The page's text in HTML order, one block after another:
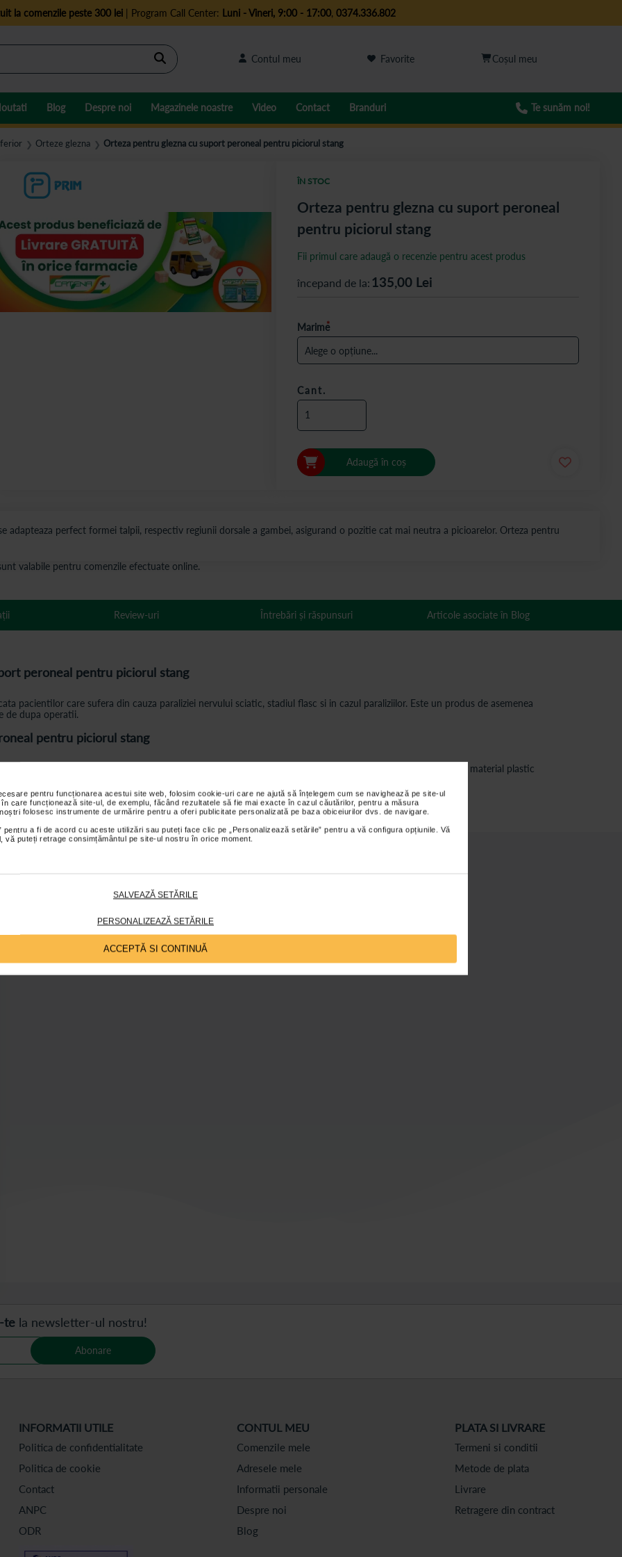
pentru funcționarea acestui site web, folosim cookie-uri care ne ajută să înțelegem cum se navighează pe site-ul
care funcționează site-ul, de exemplu, făcând rezultatele să fie mai exacte în cazul căutărilor, pentru a măsura
folosesc instrumente de urmărire pentru a oferi publicitate personalizată pe baza obiceiurilor dvs. de navigare.
pentru a fi de acord cu aceste utilizări sau puteți face clic pe „Personalizează setările” pentru a vă configura opțiunile. Vă
vă puteți retrage consimțământul pe site-ul nostru în orice moment.
SALVEAZĂ SETĂRILE
PERSONALIZEAZĂ SETĂRILE
ACCEPTĂ SI CONTINUĂ
la comenzile peste 300 lei| Program Call Center: Luni - Vineri, 9:00 - 17:00, 0374.336.802
Cautare Contul meu Favorite
Blog Despre noi Magazinele noastre Video Contact Branduri Te sunăm noi!
❯ Orteze glezna ❯ Orteza pentru glezna cu suport peroneal pentru piciorul stang
adapteaza perfect formei talpii, respectiv regiunii dorsale a gambei, asigurand o pozitie cat mai neutra a picioarelor. Orteza pentru
Orteza pentru glezna cu suport peroneal
pentru piciorul stang
ÎN STOC
Fii primul care adaugă o recenzie pentru acest produs
începand de la 135,00Lei
Marime
Cant.
Adaugă în coș
valabile pentru comenzile efectuate online.
peroneal pentru piciorul stang
pacientilor care sufera din cauza paraliziei nervului sciatic, stadiul flasc si in cazul paraliziilor. Este un produs de asemenea
de dupa operatii.
pentru piciorul stang
acestui sistem, produsul asigura o fixare sigura in jurul gambei si al gleznei. Este confectionata dintr-un material plastic
Review-uri Întrebări și răspunsuri Articole asociate în Blog
face parte din categoriile
te la newsletter-ul nostru!
Abonare
INFORMATII UTILE
Politica de confidentialitate
Politica de cookie
Contact
ANPC
ODR
CONTUL MEU
Comenzile mele
Adresele mele
Informatii personale
Despre noi
Blog
PLATA SI LIVRARE
Termeni si conditii
Metode de plata
Livrare
Retragere din contract